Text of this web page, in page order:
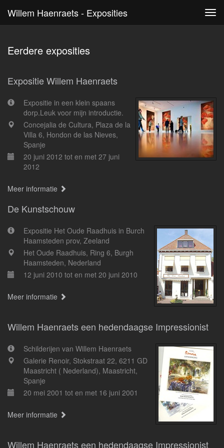
Willem Haenraets - Exposities
Eerdere exposities
Expositie Willem Haenraets
Expositie in een klein spaans
dorp.Leuk voor mijn introductie.
Concejalia de Cultura, Plaza de la
Villa 6, Hondon de las Nieves,
Spanje
20 juni 2012 tot en met 27 juni
2012
Meer informatie
De Kunstschouw
Expositie Het Oude Raadhuis in Burch
Haamsteden prov, Zeeland
Het Oude Raadhuis, Ring 6, Burgh
Haamsteden, Nederland
12 juni 2010 tot en met 20 juni 2010
Meer informatie
Willem Haenraets een hedendaagse Impressionist
Schilderijen van Willem Haenraets
Galerie Renoir, Stokstraat 22, 6211 GD
Maastricht ( Nederland), Maastricht,
Spanje
20 mei 2001 tot en met 16 juni 2001
Meer informatie
Willem Haenraets een hedendaagse Impressionist